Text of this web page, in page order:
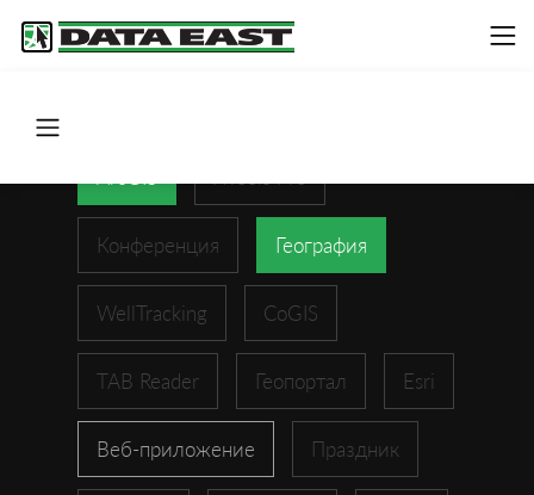
Конференция География
WellTracking CoGIS
TAB Reader Геопортал Esri
Веб-приложение Праздник